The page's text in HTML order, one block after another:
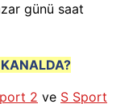
günü saat
2 ve S Sport